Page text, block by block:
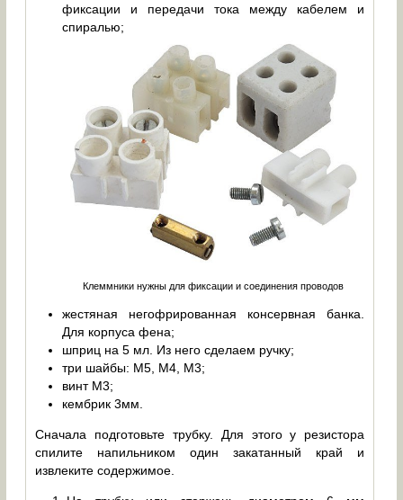
фиксации и передачи тока между кабелем и
спиралью;
Клеммники нужны для фиксации и соединения проводов
жестяная негофрированная консервная банка.
Для корпуса фена;
шприц на 5 мл. Из него сделаем ручку;
три шайбы: М5, М4, М3;
винт М3;
кембрик 3мм.
Сначала подготовьте трубку. Для этого у резистора
спилите напильником один закатанный край и
извлеките содержимое.